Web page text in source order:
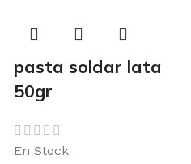
pasta soldar lata
50gr
En Stock